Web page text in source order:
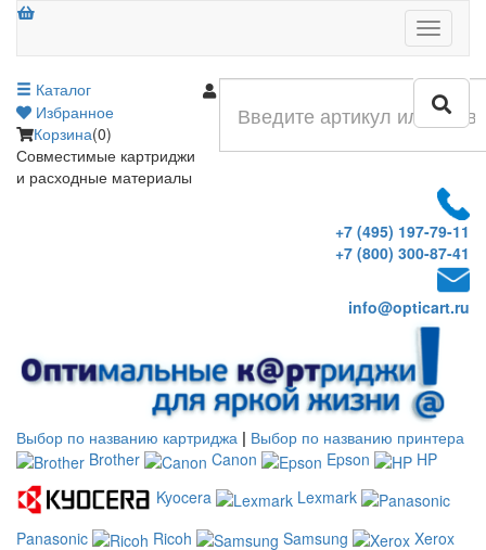
Меню
Каталог
Избранное
Корзина(0)
Совместимые картриджи
и расходные материалы
+7 (495) 197-79-11
+7 (800) 300-87-41
info@opticart.ru
Выбор по названию картриджа | Выбор по названию принтера
Brother
Canon Epson
HP
Kyocera
Lexmark
Panasonic
Ricoh Samsung
Xerox